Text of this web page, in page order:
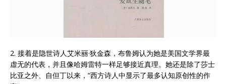
2. 接着是隐世诗人艾米丽·狄金森，布鲁姆认为她是美国文学界最
虚无的代表，并且像哈姆雷特一样足够接近真理。她还是除了莎士
比亚之外、自但丁以来，“西方诗人中显示了最多认知原创性的作